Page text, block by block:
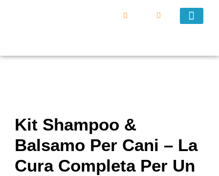
Kit Shampoo &
Balsamo Per Cani – La
Cura Completa Per Un